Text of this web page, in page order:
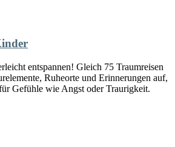
entspannen! Gleich 75 Traumreisen
Ruheorte und Erinnerungen auf,
Gefühle wie Angst oder Traurigkeit.